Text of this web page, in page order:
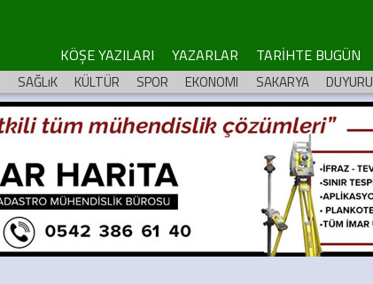
KÖŞE YAZILARI YAZARLAR TARİHTE BUGÜN
SAĞLıK KÜLTÜR SPOR EKONOMI SAKARYA DUYURU